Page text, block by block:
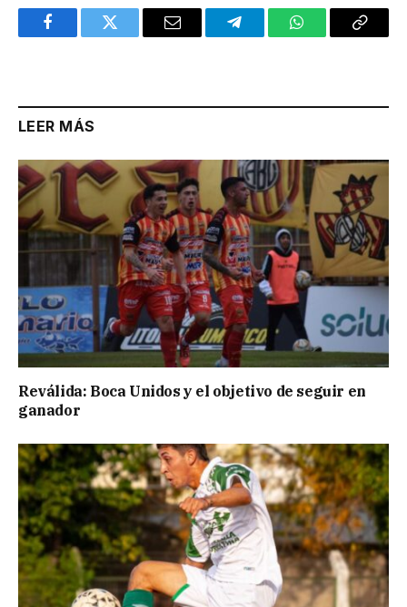
FacebookTwitter Email TelegramWhatsAppCopy
LEER MÁS
Reválida: Boca Unidos y el objetivo de seguir en
ganador